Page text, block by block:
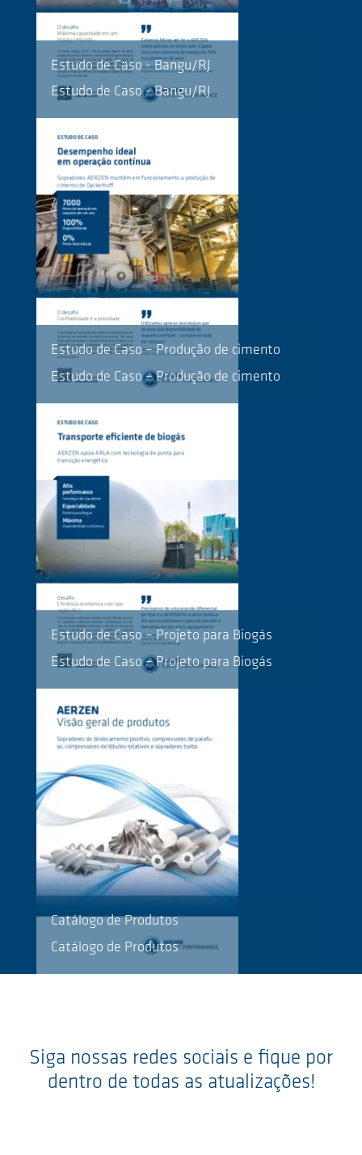
Estudo de Caso - Bangu/RJ
Estudo de Caso - Bangu/RJ
Estudo de Caso – Produção de cimento
Estudo de Caso – Produção de cimento
Estudo de Caso – Projeto para Biogás
Estudo de Caso – Projeto para Biogás
Catálogo de Produtos
Catálogo de Produtos
Siga nossas redes sociais e fique por
dentro de todas as atualizações!